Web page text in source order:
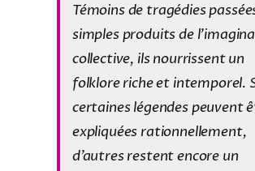
Témoins de tragédies
simples produits de
collective, ils nourrissent un
folklore riche et intemporel.
certaines légendes peuvent
expliquées rationnellement,
d’autres restent encore un